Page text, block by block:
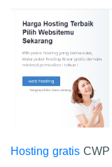
Hosting gratis